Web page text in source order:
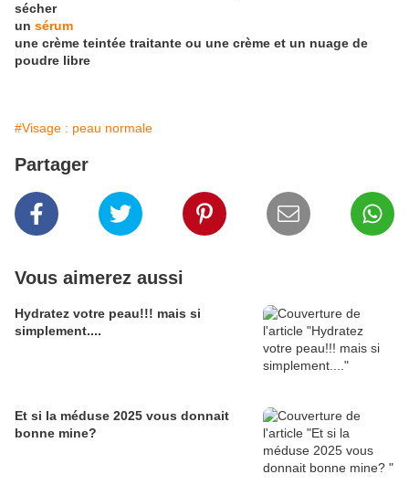
sécher
un sérum
une crème teintée traitante ou une crème et un nuage de
poudre libre
#Visage : peau normale
Partager
Vous aimerez aussi
Hydratez votre peau!!! mais si
simplement....
Et si la méduse 2025 vous donnait
bonne mine?